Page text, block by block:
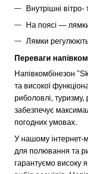
Внутрішні вітро-
На поясі —
Лямки
Переваги
Напівкомбінезон
та високої
риболовлі, туризму,
забезпечує
погодних умовах.
У нашому інтернет-
для полювання та
гарантуємо високу